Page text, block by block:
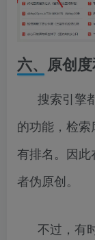
六、原创
搜索引擎
的功能，检
有排名。因
者伪原创。
不过，有